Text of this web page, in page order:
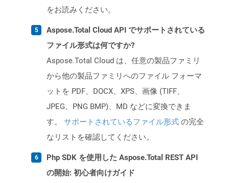
をお読みください。
Aspose.Total Cloud API でサポートされている
ファイル形式は何ですか?
Aspose.Total Cloud は、任意の製品ファミリ
から他の製品ファミリへのファイル フォーマ
ットを PDF、DOCX、XPS、画像 (TIFF、
JPEG、PNG BMP)、MD などに変換できま
す。 サポートされているファイル形式 の完全
なリストを確認してください。
Php SDK を使用した Aspose.Total REST API
の開始: 初心者向けガイド